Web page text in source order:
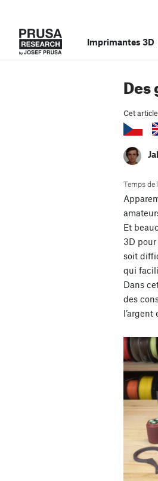
Imprimantes 3D
Cet
Temps de
Et
3D
soit
qui
Dans
des